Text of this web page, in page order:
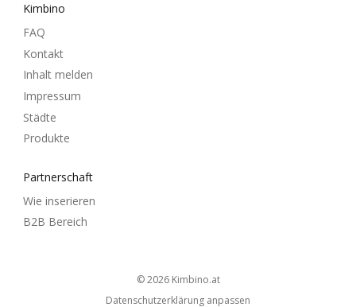
Kimbino
FAQ
Kontakt
Inhalt melden
Impressum
Städte
Produkte
Partnerschaft
Wie inserieren
B2B Bereich
© 2026 kimbino.at
Datenschutzerklärung anpassen